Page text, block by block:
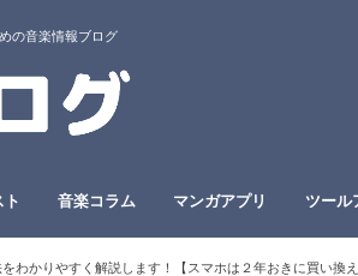
の音楽情報ブログ
ト 音楽コラム マンガアプリ ツール
わかりやすく解説します！【スマホは２年おきに買い換え